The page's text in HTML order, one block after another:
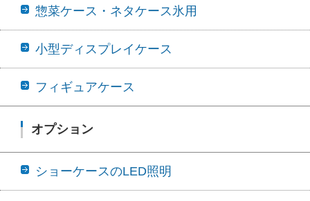
惣菜ケース・ネタケース氷用
小型ディスプレイケース
フィギュアケース
オプション
ショーケースのLED照明